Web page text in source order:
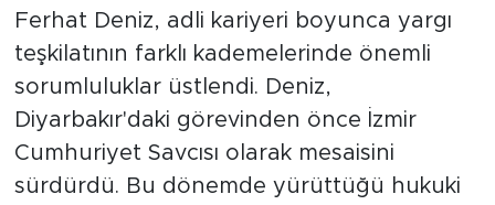
Ferhat Deniz, adli kariyeri boyunca yargı
teşkilatının farklı kademelerinde önemli
sorumluluklar üstlendi. Deniz,
Diyarbakır'daki görevinden önce İzmir
Cumhuriyet Savcısı olarak mesaisini
sürdürdü. Bu dönemde yürüttüğü hukuki